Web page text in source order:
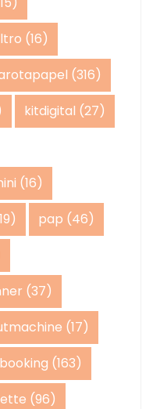
(16)
(316)
kitdigital (27)
(16)
pap (46)
(37)
(17)
(163)
(96)